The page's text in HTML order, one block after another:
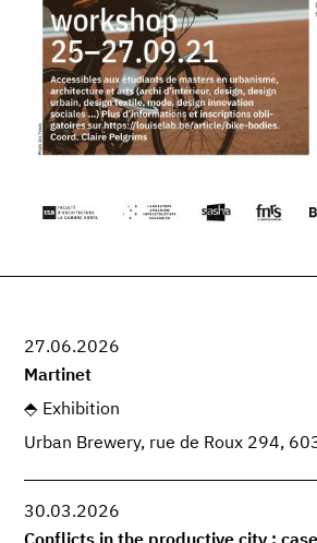
27.06.2026
Martinet
Exhibition
Urban Brewery, rue de Roux 294,
30.03.2026